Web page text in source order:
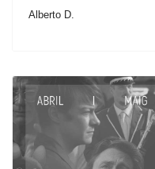
Alberto D.